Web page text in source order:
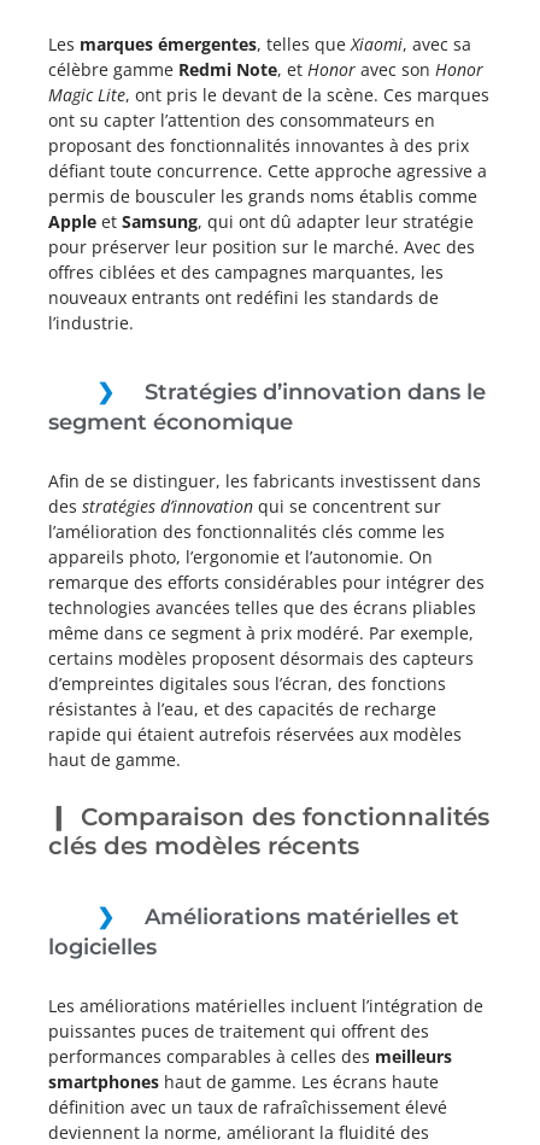
Les marques émergentes, telles queXiaomi, avec sa
célèbre gamme Redmi Note, et Honor avec son Honor
Magic Lite, ont pris le devant de la scène. Ces marques
ont su capter l’attention des consommateurs en
proposant des fonctionnalités innovantes à des prix
défiant toute concurrence. Cette approche agressive a
permis de bousculer les grands noms établis comme
Apple et Samsung, qui ont dû adapter leur stratégie
pour préserver leur position sur le marché. Avec des
offres ciblées et des campagnes marquantes, les
nouveaux entrants ont redéfini les standards de
l’industrie.
Stratégies d’innovation dans le
segment économique
Afin de se distinguer, les fabricants investissent dans
des stratégies d’innovation qui se concentrent sur
l’amélioration des fonctionnalités clés comme les
appareils photo, l’ergonomie et l’autonomie. On
remarque des efforts considérables pour intégrer des
technologies avancées telles que des écrans pliables
même dans ce segment à prix modéré. Par exemple,
certains modèles proposent désormais des capteurs
d’empreintes digitales sous l’écran, des fonctions
résistantes à l’eau, et des capacités de recharge
rapide qui étaient autrefois réservées aux modèles
haut de gamme.
Comparaison des fonctionnalités
clés des modèles récents
Améliorations matérielles et
logicielles
Les améliorations matérielles incluent l’intégration de
puissantes puces de traitement qui offrent des
performances comparables à celles des meilleurs
smartphones haut de gamme. Les écrans haute
définition avec un taux de rafraîchissement élevé
deviennent la norme, améliorant la fluidité des